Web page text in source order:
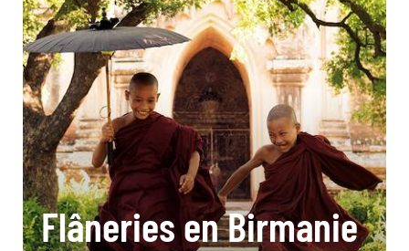
Flâneries en Birmanie